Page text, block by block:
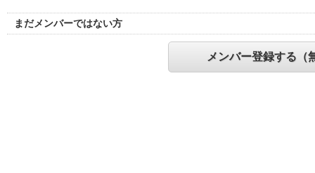
まだメンバーではない方
メンバー登録する（